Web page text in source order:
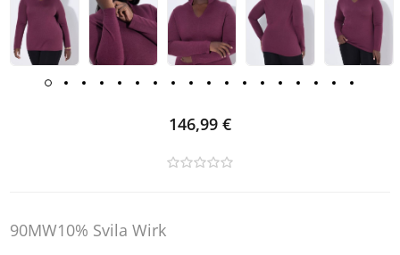
146,99 €
90MW10% Svila Wirk